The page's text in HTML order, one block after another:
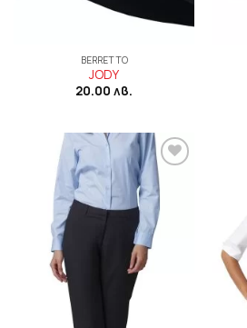
BERRETTO
JODY
20.00 лв.
Add to
wishlist